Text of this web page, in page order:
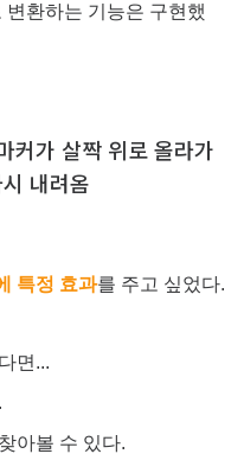
환하는 기능은 구현했
커가 살짝 위로 올라가
내려옴
특정 효과를 주고 싶었다.
면...
아볼 수 있다.